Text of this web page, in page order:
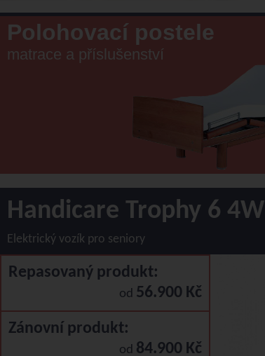
Polohovací postele
matrace a příslušenství
Handicare Trophy 6 4W
Elektrický vozík pro seniory
Repasovaný produkt:
od 56.900 Kč
Zánovní produkt:
od 84.900 Kč